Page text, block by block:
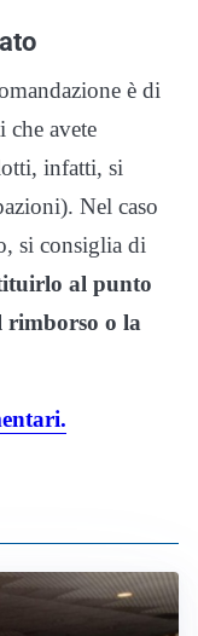
è di
che avete
infatti, si
Nel caso
si consiglia di
al punto
rimborso o la